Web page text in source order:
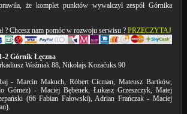
że komplet punktów wywalczył zespół Górnika
? Chcesz nam pomóc w rozwoju serwisu ? PRZECZYTAJ
2 Górnik Łęczna
Woźniak 88, Nikolajs Kozačuks 90
- Marcin Makuch, Róbert Cicman, Mateusz Bartków,
Gómez) - Maciej Bębenek, Łukasz Grzeszczyk, Matej
(66 Fabian Fałowski), Adrian Frańczak - Maciej